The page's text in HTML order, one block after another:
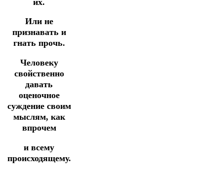
Или не
признавать и
гнать прочь.
Человеку
свойственно
давать
оценочное
суждение своим
мыслям, как
впрочем
и всему
происходящему.